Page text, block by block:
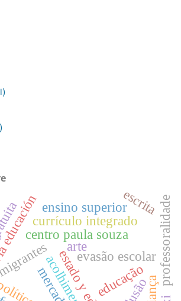
evasão escolar
centro paula souza
educação
acolhimento
currículo integrado
ensino superior professoralidade
arte
mercado
escrita